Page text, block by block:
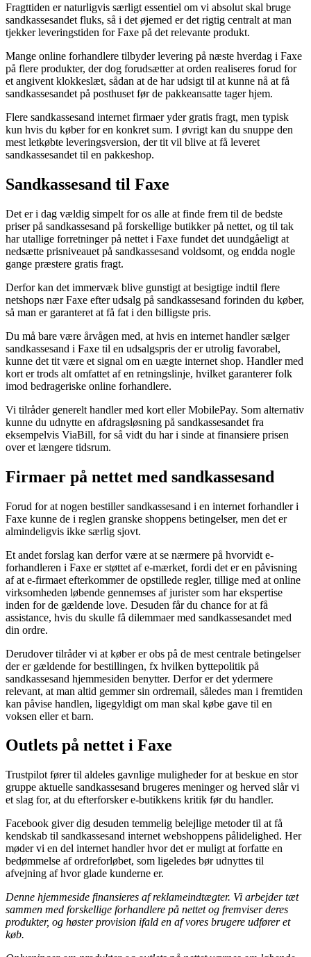
Fragttiden er naturligvis særligt essentiel om vi absolut skal bruge
sandkassesandet fluks, så i det øjemed er det rigtig centralt at man
tjekker leveringstiden for Faxe på det relevante produkt.
Mange online forhandlere tilbyder levering på næste hverdag i Faxe
på flere produkter, der dog forudsætter at orden realiseres forud for
et angivent klokkeslæt, sådan at de har udsigt til at kunne nå at få
sandkassesandet på posthuset før de pakkeansatte tager hjem.
Flere sandkassesand internet firmaer yder gratis fragt, men typisk
kun hvis du køber for en konkret sum. I øvrigt kan du snuppe den
mest letkøbte leveringsversion, der tit vil blive at få leveret
sandkassesandet til en pakkeshop.
Sandkassesand til Faxe
Det er i dag vældig simpelt for os alle at finde frem til de bedste
priser på sandkassesand på forskellige butikker på nettet, og til tak
har utallige forretninger på nettet i Faxe fundet det uundgåeligt at
nedsætte prisniveauet på sandkassesand voldsomt, og endda nogle
gange præstere gratis fragt.
Derfor kan det immervæk blive gunstigt at besigtige indtil flere
netshops nær Faxe efter udsalg på sandkassesand forinden du køber,
så man er garanteret at få fat i den billigste pris.
Du må bare være årvågen med, at hvis en internet handler sælger
sandkassesand i Faxe til en udsalgspris der er utrolig favorabel,
kunne det tit være et signal om en uægte internet shop. Handler med
kort er trods alt omfattet af en retningslinje, hvilket garanterer folk
imod bedrageriske online forhandlere.
Vi tilråder generelt handler med kort eller MobilePay. Som alternativ
kunne du udnytte en afdragsløsning på sandkassesandet fra
eksempelvis ViaBill, for så vidt du har i sinde at finansiere prisen
over et længere tidsrum.
Firmaer på nettet med sandkassesand
Forud for at nogen bestiller sandkassesand i en internet forhandler i
Faxe kunne de i reglen granske shoppens betingelser, men det er
almindeligvis ikke særlig sjovt.
Et andet forslag kan derfor være at se nærmere på hvorvidt e-
forhandleren i Faxe er støttet af e-mærket, fordi det er en påvisning
af at e-firmaet efterkommer de opstillede regler, tillige med at online
virksomheden løbende gennemses af jurister som har ekspertise
inden for de gældende love. Desuden får du chance for at få
assistance, hvis du skulle få dilemmaer med sandkassesandet med
din ordre.
Derudover tilråder vi at køber er obs på de mest centrale betingelser
der er gældende for bestillingen, fx hvilken byttepolitik på
sandkassesand hjemmesiden benytter. Derfor er det ydermere
relevant, at man altid gemmer sin ordremail, således man i fremtiden
kan påvise handlen, ligegyldigt om man skal købe gave til en
voksen eller et barn.
Outlets på nettet i Faxe
Trustpilot fører til aldeles gavnlige muligheder for at beskue en stor
gruppe aktuelle sandkassesand brugeres meninger og herved slår vi
et slag for, at du efterforsker e-butikkens kritik før du handler.
Facebook giver dig desuden temmelig belejlige metoder til at få
kendskab til sandkassesand internet webshoppens pålidelighed. Her
møder vi en del internet handler hvor det er muligt at forfatte en
bedømmelse af ordreforløbet, som ligeledes bør udnyttes til
afvejning af hvor glade kunderne er.
Denne hjemmeside finansieres af reklameindtægter. Vi arbejder tæt
sammen med forskellige forhandlere på nettet og fremviser deres
produkter, og høster provision ifald en af vores brugere udfører et
køb.